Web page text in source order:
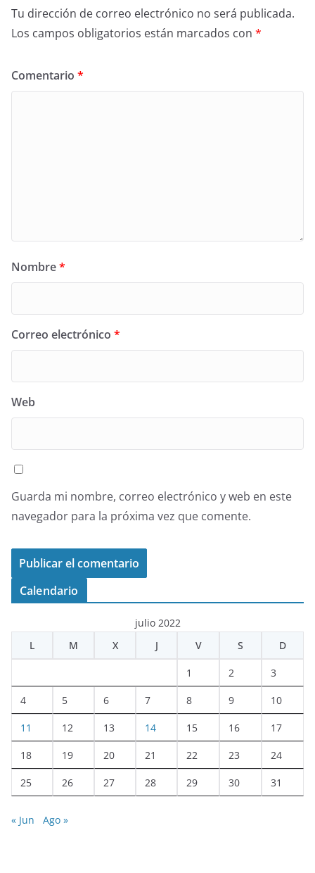
Tu dirección de correo electrónico no será publicada.
Los campos obligatorios están marcados con *
Comentario *
Nombre*
Correo electrónico *
Web
Guarda mi nombre, correo electrónico y web en este
navegador para la próxima vez que comente.
Calendario
julio 2022
L
M X J V S D
1 2 3
4 5 6 7 8 9 10
11 12 13 14 15 16 17
18 19 20 21 22 23 24
25 26 27 28 29 30 31
« Jun Ago »